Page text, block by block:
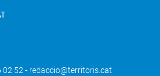
52 - redaccio@territoris.cat